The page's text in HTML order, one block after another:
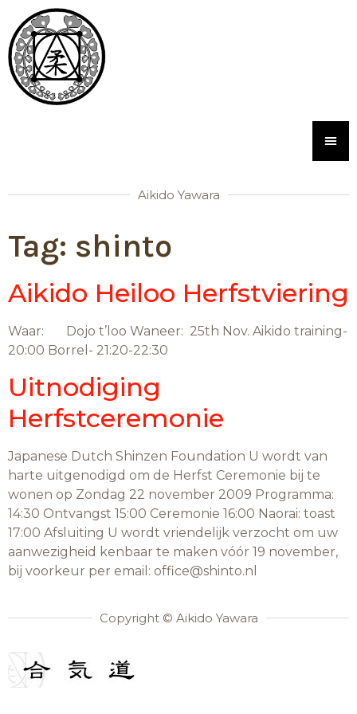
Aikido Yawara
Tag: shinto
Aikido Heiloo Herfstviering
Waar: Dojo t’loo Waneer: 25th Nov. Aikido training-
20:00 Borrel- 21:20-22:30
Uitnodiging
Herfstceremonie
Japanese Dutch Shinzen Foundation U wordt van
harte uitgenodigd om de Herfst Ceremonie bij te
wonen op Zondag 22 november 2009 Programma:
14:30 Ontvangst 15:00 Ceremonie 16:00 Naorai: toast
17:00 Afsluiting U wordt vriendelijk verzocht om uw
aanwezigheid kenbaar te maken vóór 19 november,
bij voorkeur per email: office@shinto.nl
Copyright © Aikido Yawara